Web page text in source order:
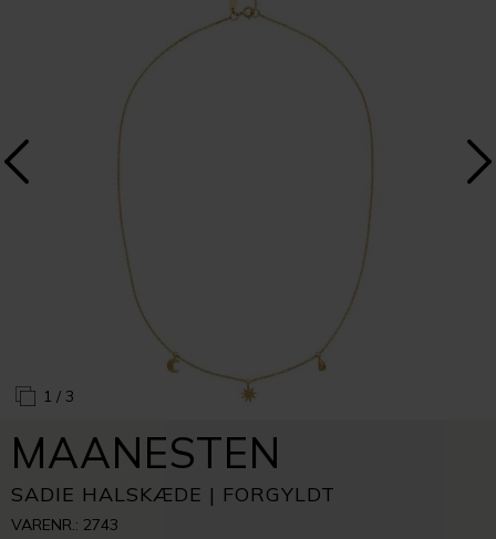
1 / 3
MAANESTEN
SADIE HALSKÆDE | FORGYLDT
VARENR.: 2743